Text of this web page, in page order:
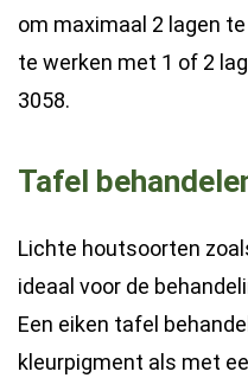
om maximaal 2 lagen
te werken met 1 of 2
3058.
Tafel
Lichte houtsoorten
ideaal voor de
Een eiken tafel
kleurpigment als met